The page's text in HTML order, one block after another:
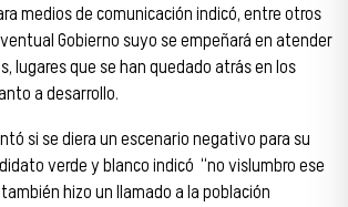
medios de comunicación indicó, entre otros
Gobierno suyo se empeñará en atender
lugares que se han quedado atrás en los
a desarrollo.
si se diera un escenario negativo para su
verde y blanco indicó “no vislumbro ese
hizo un llamado a la población